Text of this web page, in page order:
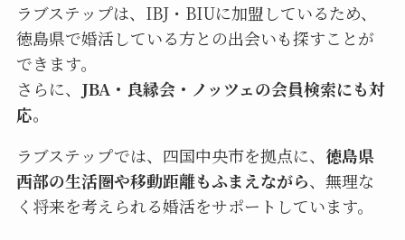
ラブステップは、IBJ・BIUに加盟しているため、
徳島県で婚活している方との出会いも探すことが
できます。
さらに、 JBA・良縁会・ノッツェの会員検索にも対
応。
ラブステップでは、四国中央市を拠点に、 徳島県
西部の生活圏や移動距離もふまえながら、無理な
く将来を考えられる婚活をサポートしています。